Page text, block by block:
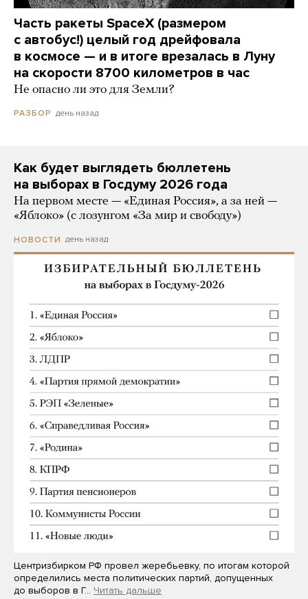
Часть ракеты SpaceX (размером
с автобус!) целый год дрейфовала
в космосе — и в итоге врезалась в Луну
на скорости 8700 километров в час
Не опасно ли это для Земли?
РАЗБОР день назад
Как будет выглядеть бюллетень
на выборах в Госдуму 2026 года
На первом месте — «Единая Россия», а за ней —
«Яблоко» (с лозунгом «За мир и свободу»)
НОВОСТИ день назад
Центризбирком РФ провел жеребьевку, по итогам которой
определились места политических партий, допущенных
до выборов в Г… Читать дальше